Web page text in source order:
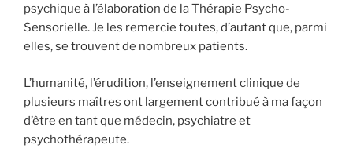
psychique à l’élaboration de la Thérapie Psycho-
Sensorielle. Je les remercie toutes, d’autant que, parmi
elles, se trouvent de nombreux patients.
L’humanité, l’érudition, l’enseignement clinique de
plusieurs maîtres ont largement contribué à ma façon
d’être en tant que médecin, psychiatre et
psychothérapeute.